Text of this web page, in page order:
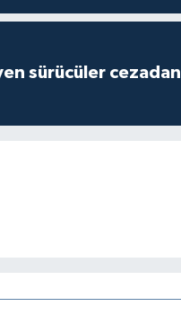
sürücüler cezadan